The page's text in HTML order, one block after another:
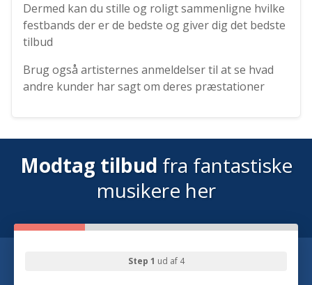
Dermed kan du stille og roligt sammenligne hvilke
festbands der er de bedste og giver dig det bedste
tilbud
Brug også artisternes anmeldelser til at se hvad
andre kunder har sagt om deres præstationer
Modtag tilbud fra fantastiske
musikere her
Step 1 ud af 4